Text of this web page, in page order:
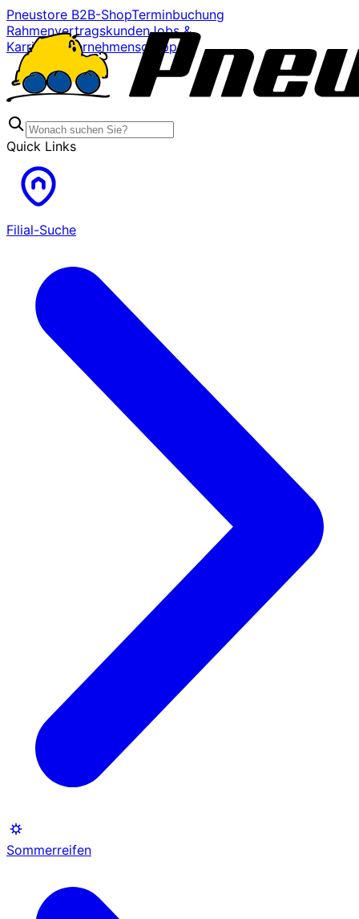
Pneustore B2B-ShopTerminbuchung
RahmenvertragskundenJobs &
Karriere
Unternehmensgruppe
Quick Links
Filial-Suche
Sommerreifen